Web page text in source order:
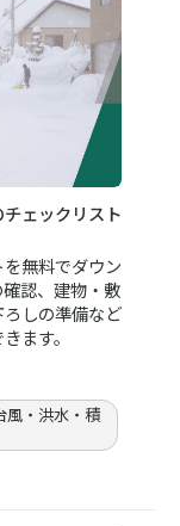
ェックリスト
無料でダウン
認、建物・敷
しの準備など
ます。
風・洪水・積